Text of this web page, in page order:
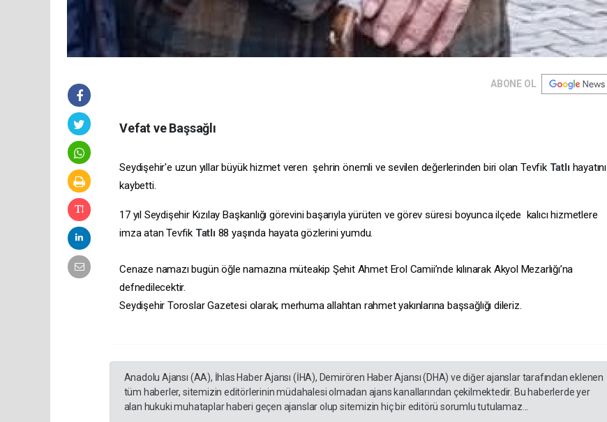
ABONE OL
Vefat ve Başsağlı
Seydişehir'e uzun yıllar büyük hizmet veren şehrin önemli ve sevilen değerlerinden biri olan Tevfik Tatlı hayatını
kaybetti.
17 yıl Seydişehir Kızılay Başkanlığı görevini başarıyla yürüten ve görev süresi boyunca ilçede kalıcı hizmetlere
imza atan Tevfik Tatlı 88 yaşında hayata gözlerini yumdu.
Cenaze namazı bugün öğle namazına müteakip Şehit Ahmet Erol Camii’nde kılınarak Akyol Mezarlığı’na
defnedilecektir.
​Seydişehir Toroslar Gazetesi olarak; merhuma allahtan rahmet yakınlarına başsağlığı dileriz.
Anadolu Ajansı (AA), İhlas Haber Ajansı (İHA), Demirören Haber Ajansı (DHA) ve diğer ajanslar tarafından eklenen
tüm haberler, sitemizin editörlerinin müdahalesi olmadan ajans kanallarından çekilmektedir. Bu haberlerde yer
alan hukuki muhataplar haberi geçen ajanslar olup sitemizin hiç bir editörü sorumlu tutulamaz...